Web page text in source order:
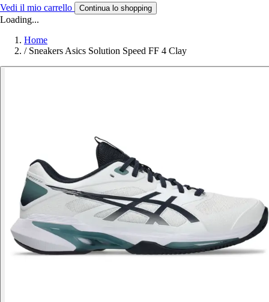
Vedi il mio carrello Continua lo shopping
Loading...
Home
/ Sneakers Asics Solution Speed FF 4 Clay